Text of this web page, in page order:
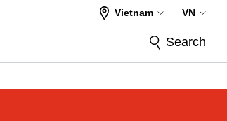
Vietnam VN
Search